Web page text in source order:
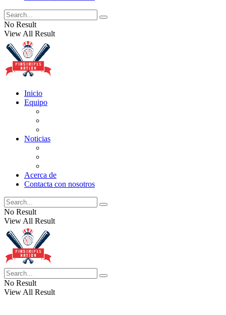
No Result
View All Result
Inicio
Equipo
Noticias
Acerca de
Contacta con nosotros
No Result
View All Result
No Result
View All Result